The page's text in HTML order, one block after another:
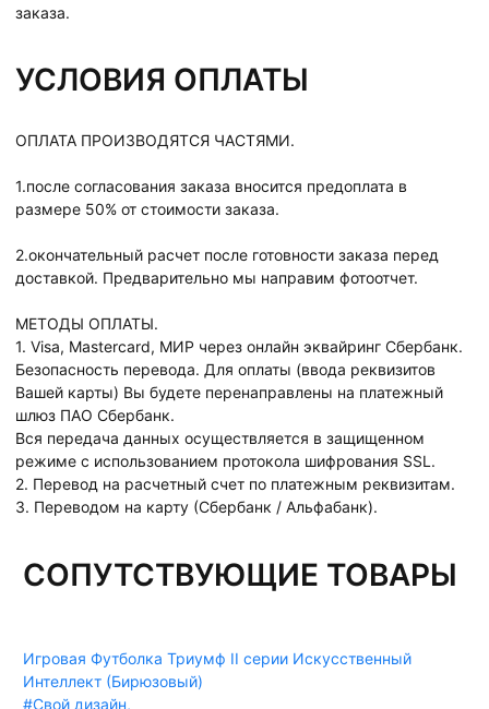
заказа.
УСЛОВИЯ ОПЛАТЫ
ОПЛАТА ПРОИЗВОДЯТСЯ ЧАСТЯМИ.
1.после согласования заказа вносится предоплата в
размере 50% от стоимости заказа.
2.окончательный расчет после готовности заказа перед
доставкой. Предварительно мы направим фотоотчет.
МЕТОДЫ ОПЛАТЫ.
1. Visa, Mastercard, МИР через онлайн эквайринг Сбербанк.
Безопасность перевода. Для оплаты (ввода реквизитов
Вашей карты) Вы будете перенаправлены на платежный
шлюз ПАО Сбербанк.
Вся передача данных осуществляется в защищенном
режиме с использованием протокола шифрования SSL.
2. Перевод на расчетный счет по платежным реквизитам.
3. Переводом на карту (Сбербанк / Альфабанк).
СОПУТСТВУЮЩИЕ ТОВАРЫ
Игровая Футболка Триумф II серии Искусственный
Интеллект (Бирюзовый)
#Свой дизайн,